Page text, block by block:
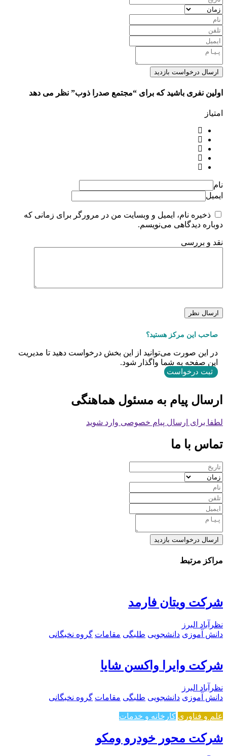
ارسال درخواست بازدید
اولین نفری باشید که برای “مجتمع صدرا ذوب” نظر می دهد
امتیاز
نام
ایمیل
ذخیره نام، ایمیل و وبسایت من در مرورگر برای زمانی که
دوباره دیدگاهی می‌نویسم.
نقد و بررسی
صاحب این مرکز هستید؟
در این صورت می‌توانید از این بخش درخواست دهید تا مدیریت
این صفحه به شما واگذار شود.
ثبت درخواست
ارسال پیام به مسئول هماهنگی
لطفا برای ارسال پیام خصوصی وارد شوید
تماس با ما
ارسال درخواست بازدید
مراکز مرتبط
شرکت ویتان فارمد
نظرآباد البرز
دانش آموزی دانشجویی طلبگی مقامات گروه نخبگانی
شرکت وایرا واکسن شایا
نظرآباد البرز
دانش آموزی دانشجویی طلبگی مقامات گروه نخبگانی
علم و فناوری کارخانه و خدمات
شرکت محور خودرو ومکو